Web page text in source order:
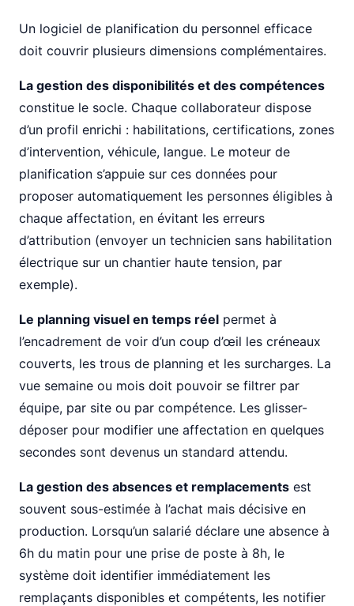
Un logiciel de planification du personnel efficace
doit couvrir plusieurs dimensions complémentaires.
La gestion des disponibilités et des compétences
constitue le socle. Chaque collaborateur dispose
d’un profil enrichi : habilitations, certifications, zones
d’intervention, véhicule, langue. Le moteur de
planification s’appuie sur ces données pour
proposer automatiquement les personnes éligibles à
chaque affectation, en évitant les erreurs
d’attribution (envoyer un technicien sans habilitation
électrique sur un chantier haute tension, par
exemple).
Le planning visuel en temps réel permet à
l’encadrement de voir d’un coup d’œil les créneaux
couverts, les trous de planning et les surcharges. La
vue semaine ou mois doit pouvoir se filtrer par
équipe, par site ou par compétence. Les glisser-
déposer pour modifier une affectation en quelques
secondes sont devenus un standard attendu.
La gestion des absences et remplacements est
souvent sous-estimée à l’achat mais décisive en
production. Lorsqu’un salarié déclare une absence à
6h du matin pour une prise de poste à 8h, le
système doit identifier immédiatement les
remplaçants disponibles et compétents, les notifier